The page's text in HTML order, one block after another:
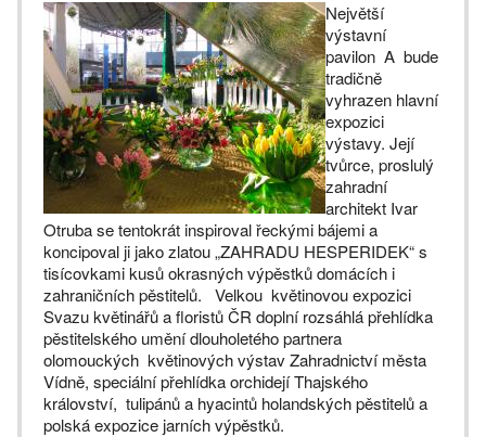
Největší
výstavní
pavilon A bude
tradičně
vyhrazen hlavní
expozici
výstavy. Její
tvůrce, proslulý
zahradní
architekt Ivar
Otruba se tentokrát inspiroval řeckými bájemi a
koncipoval ji jako zlatou „ZAHRADU HESPERIDEK“ s
tisícovkami kusů okrasných výpěstků domácích i
zahraničních pěstitelů. Velkou květinovou expozici
Svazu květinářů a floristů ČR doplní rozsáhlá přehlídka
pěstitelského umění dlouholetého partnera
olomouckých květinových výstav Zahradnictví města
Vídně, speciální přehlídka orchidejí Thajského
království, tulipánů a hyacintů holandských pěstitelů a
polská expozice jarních výpěstků.